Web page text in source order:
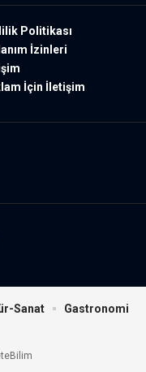
Politikası
İzinleri
İçin İletişim
Sanat
Gastronomi